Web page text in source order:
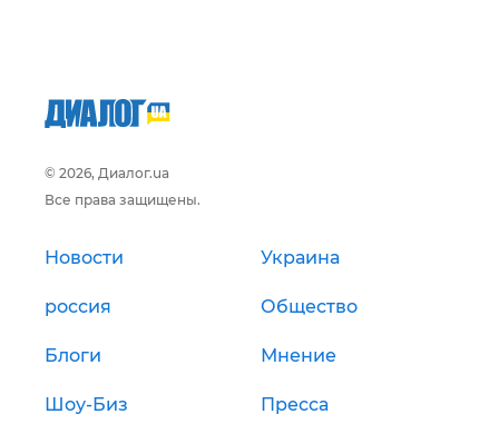
© 2026, Диалог.ua
Все права защищены.
Новости Украина
россия Общество
Блоги Мнение
Шоу-Биз Пресса